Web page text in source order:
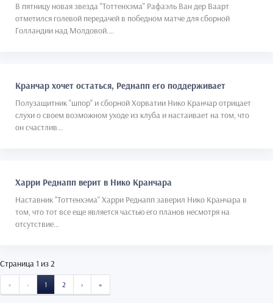
В пятницу новая звезда "Тоттенхэма" Рафаэль Ван дер Ваарт
отметился голевой передачей в победном матче для сборной
Голландии над Молдовой....
Кранчар хочет остаться, Реднапп его поддерживает
Полузащитник "шпор" и сборной Хорватии Нико Кранчар отрицает
слухи о своем возможном уходе из клуба и настаивает на том, что
он счастлив...
Харри Реднапп верит в Нико Кранчара
Наставник "Тоттенхэма" Харри Реднапп заверил Нико Кранчара в
том, что тот все еще является частью его планов несмотря на
отсутствие...
Страница 1 из 2
« START‹ PREVIOUS
1 2 › »